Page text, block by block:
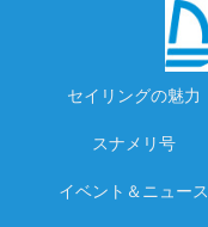
セイリングの魅力
スナメリ号
イベント＆ニュース